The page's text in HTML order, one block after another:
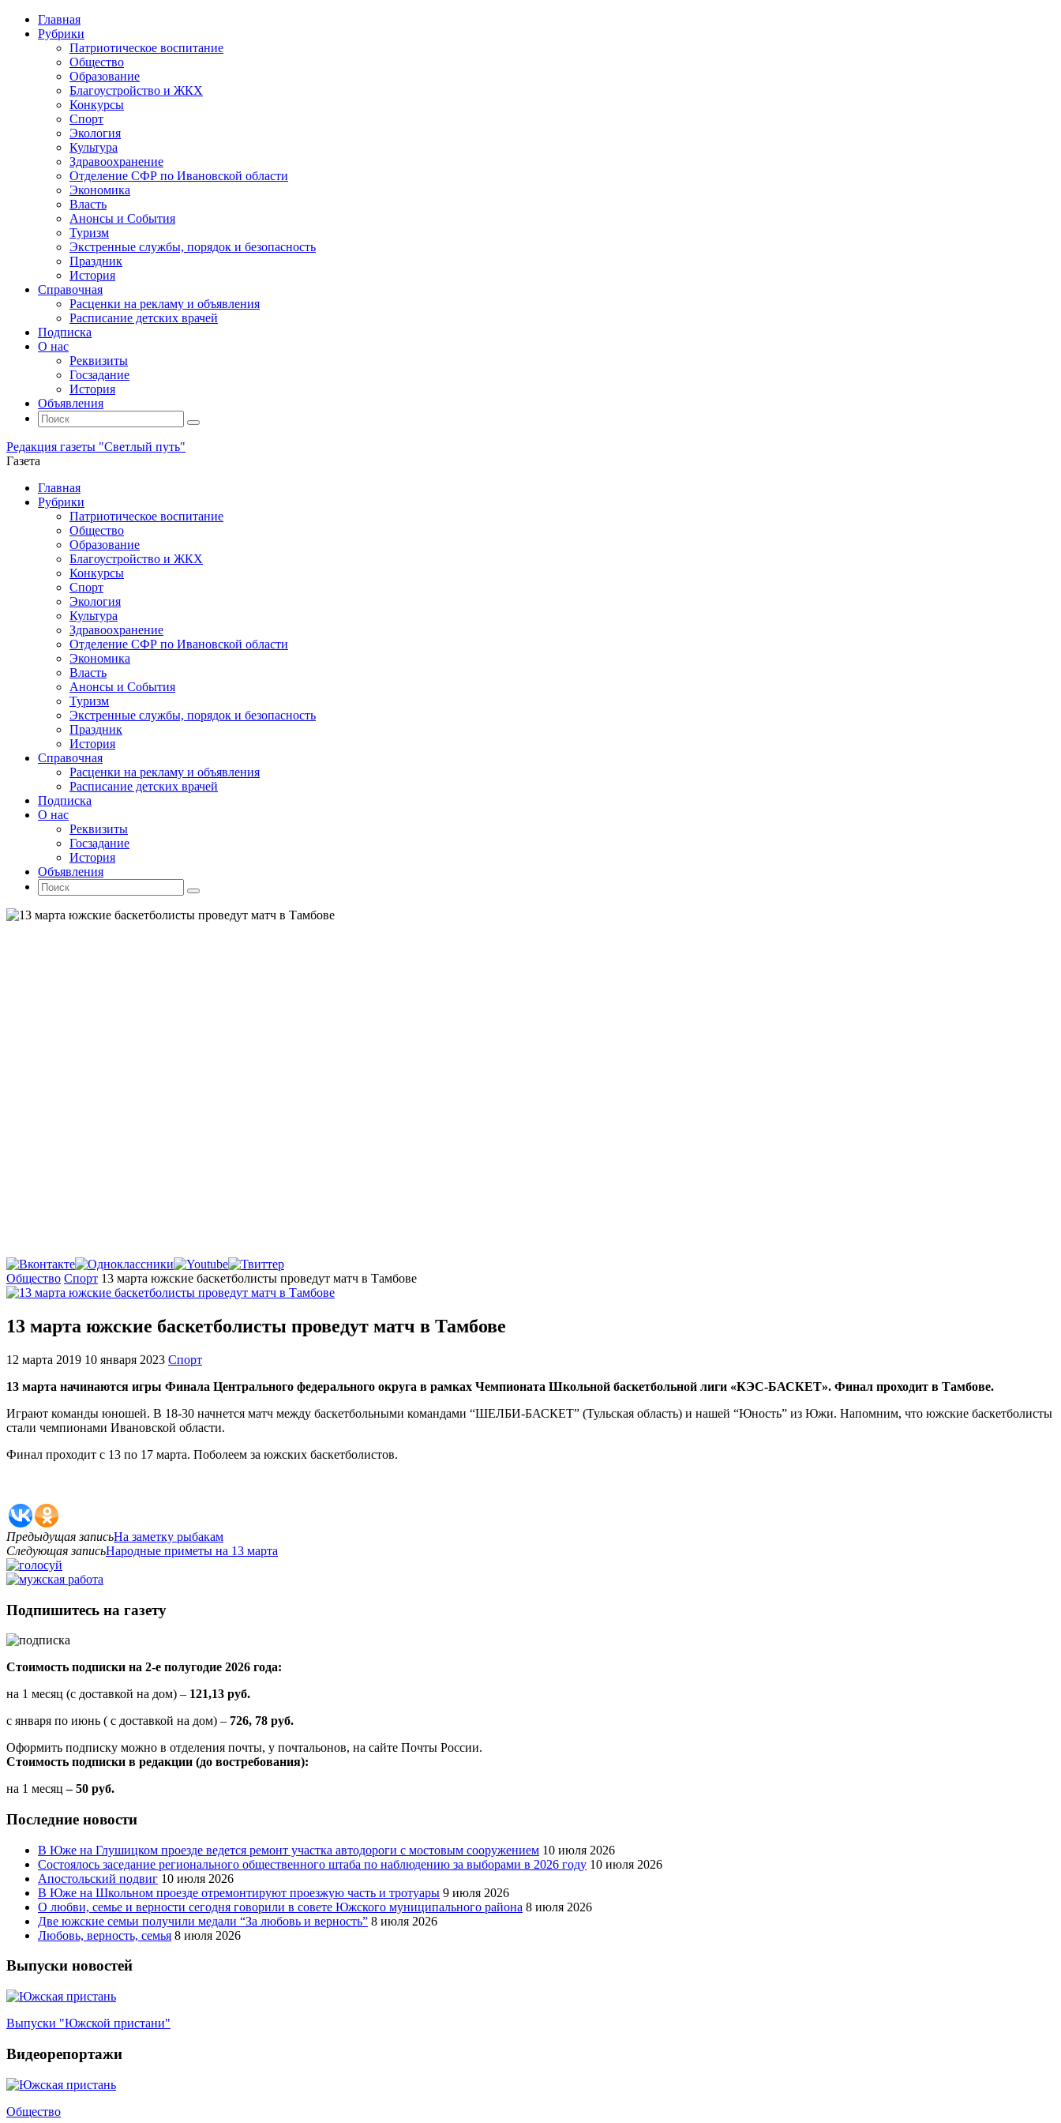
Главная
Рубрики
Патриотическое воспитание
Общество
Образование
Благоустройство и ЖКХ
Конкурсы
Спорт
Экология
Культура
Здравоохранение
Отделение СФР по Ивановской области
Экономика
Власть
Анонсы и События
Туризм
Экстренные службы, порядок и безопасность
Праздник
История
Справочная
Расценки на рекламу и объявления
Расписание детских врачей
Подписка
О нас
Реквизиты
Госзадание
История
Объявления
Поиск
Искать:
Поиск
Редакция газеты "Светлый путь"
Газета
Промотать
содержимому
Главная
Рубрики
Патриотическое воспитание
Общество
Образование
Благоустройство и ЖКХ
Конкурсы
Спорт
Экология
Культура
Здравоохранение
Отделение СФР по Ивановской области
Экономика
Власть
Анонсы и События
Туризм
Экстренные службы, порядок и безопасность
Праздник
История
Справочная
Расценки на рекламу и объявления
Расписание детских врачей
Подписка
О нас
Реквизиты
Госзадание
История
Объявления
Поиск
Искать:
Поиск
Главная
Общество Спорт 13 марта южские баскетболисты проведут матч в Тамбове
13 марта южские баскетболисты проведут матч в Тамбове
12 марта 2019 10 января 2023 Спорт
13 марта начинаются игры Финала Центрального федерального округа в рамках Чемпионата Школьной баскетбольной лиги «КЭС-БАСКЕТ». Финал проходит в Тамбове.
Играют команды юношей. В 18-30 начнется матч между баскетбольными командами “ШЕЛБИ-БАСКЕТ” (Тульская область) и нашей “Юность” из Южи. Напомним, что южские баскетболисты
стали чемпионами Ивановской области.
Финал проходит с 13 по 17 марта. Поболеем за южских баскетболистов.
Предыдущая записьНа заметку рыбакам
Следующая записьНародные приметы на 13 марта
Подпишитесь на газету
Стоимость подписки на 2-е полугодие 2026 года:
на 1 месяц (с доставкой на дом) – 121,13 руб.
с января по июнь ( с доставкой на дом) – 726, 78 руб.
Оформить подписку можно в отделения почты, у почтальонов, на сайте Почты России.
Стоимость подписки в редакции (до востребования):
на 1 месяц – 50 руб.
Последние новости
В Юже на Глушицком проезде ведется ремонт участка автодороги с мостовым сооружением 10 июля 2026
Состоялось заседание регионального общественного штаба по наблюдению за выборами в 2026 году 10 июля 2026
Апостольский подвиг 10 июля 2026
В Юже на Школьном проезде отремонтируют проезжую часть и тротуары 9 июля 2026
О любви, семье и верности сегодня говорили в совете Южского муниципального района 8 июля 2026
Две южские семьи получили медали “За любовь и верность” 8 июля 2026
Любовь, верность, семья 8 июля 2026
Выпуски новостей
Выпуски "Южской пристани"
Видеорепортажи
Общество